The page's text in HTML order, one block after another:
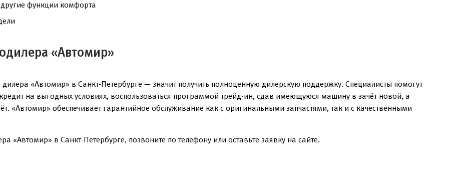
функции комфорта
«Автомир»
«Автомир» в Санкт-Петербурге — значит получить полноценную дилерскую поддержку. Специалисты помогут
на выгодных условиях, воспользоваться программой трейд-ин, сдав имеющуюся машину в зачёт новой, а
«Автомир» обеспечивает гарантийное обслуживание как с оригинальными запчастями, так и с качественными
«Автомир» в Санкт-Петербурге, позвоните по телефону или оставьте заявку на сайте.